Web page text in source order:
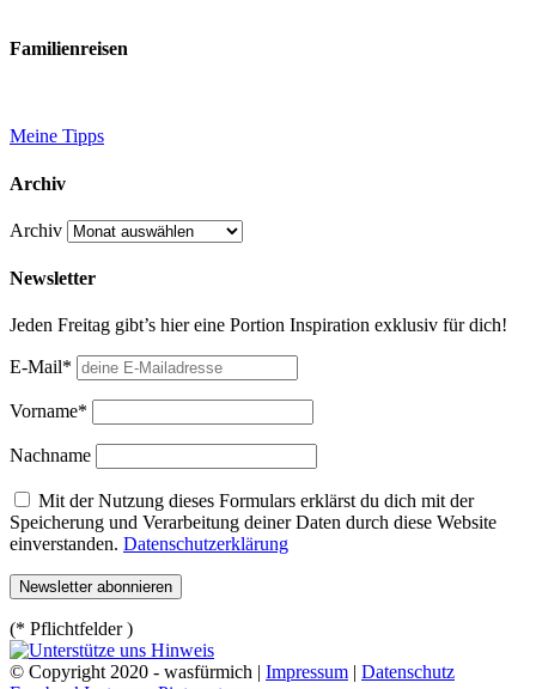
Familienreisen
Meine Tipps
Archiv
Archiv
Newsletter
Jeden Freitag gibt’s hier eine Portion Inspiration exklusiv für dich!
E-Mail*
Vorname*
Nachname
Mit der Nutzung dieses Formulars erklärst du dich mit der
Speicherung und Verarbeitung deiner Daten durch diese Website
einverstanden. Datenschutzerklärung
(* Pflichtfelder )
© Copyright 2020 - wasfürmich | Impressum | Datenschutz